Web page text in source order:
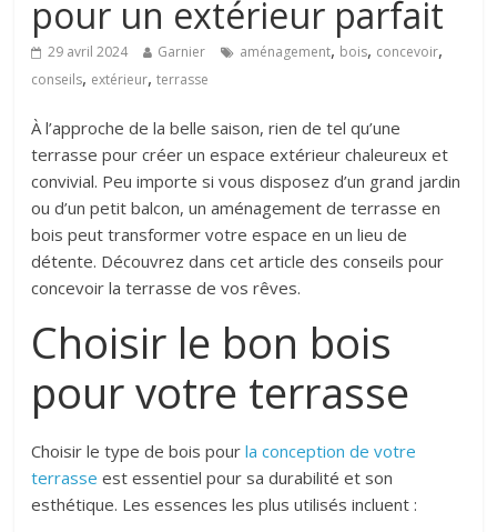
pour un extérieur parfait
29 avril 2024 Garnier aménagement, bois, concevoir,
conseils, extérieur,terrasse
À l’approche de la belle saison, rien de tel qu’une
terrasse pour créer un espace extérieur chaleureux et
convivial. Peu importe si vous disposez d’un grand jardin
ou d’un petit balcon, un aménagement de terrasse en
bois peut transformer votre espace en un lieu de
détente. Découvrez dans cet article des conseils pour
concevoir la terrasse de vos rêves.
Choisir le bon bois
pour votre terrasse
Choisir le type de bois pourla conception de votre
terrasse est essentiel pour sa durabilité et son
esthétique. Les essences les plus utilisés incluent :